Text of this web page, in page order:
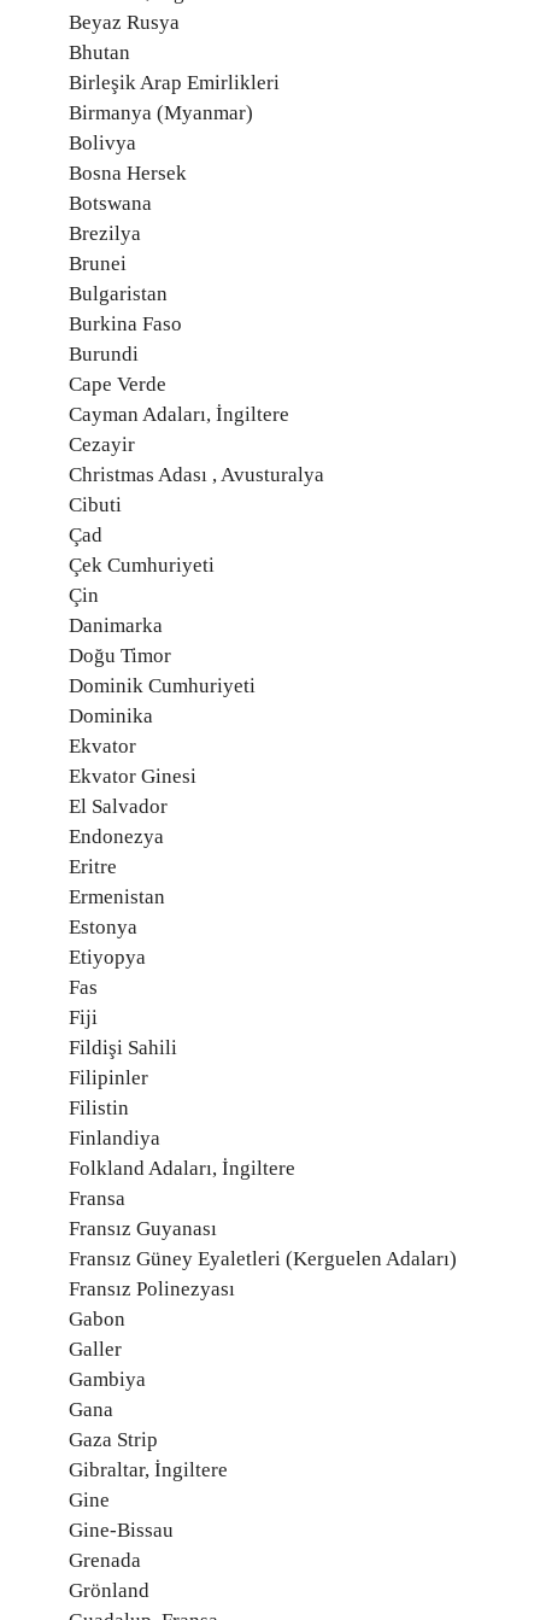
Beyaz Rusya
Bhutan
Birleşik Arap Emirlikleri
Birmanya (Myanmar)
Bolivya
Bosna Hersek
Botswana
Brezilya
Brunei
Bulgaristan
Burkina Faso
Burundi
Cape Verde
Cayman Adaları, İngiltere
Cezayir
Christmas Adası , Avusturalya
Cibuti
Çad
Çek Cumhuriyeti
Çin
Danimarka
Doğu Timor
Dominik Cumhuriyeti
Dominika
Ekvator
Ekvator Ginesi
El Salvador
Endonezya
Eritre
Ermenistan
Estonya
Etiyopya
Fas
Fiji
Fildişi Sahili
Filipinler
Filistin
Finlandiya
Folkland Adaları, İngiltere
Fransa
Fransız Guyanası
Fransız Güney Eyaletleri (Kerguelen Adaları)
Fransız Polinezyası
Gabon
Galler
Gambiya
Gana
Gaza Strip
Gibraltar, İngiltere
Gine
Gine-Bissau
Grenada
Grönland